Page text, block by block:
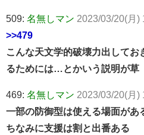
509: 名無しマン 2023/03/20(月)
>>479
こんな天文学的破壊力出してお
るためには…とかいう説明が草
469: 名無しマン 2023/03/20(月)
一部の防御型は使える場面があ
ちなみに支援は割と出番ある